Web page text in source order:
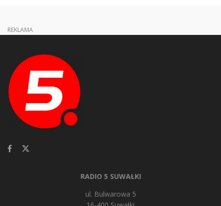
REKLAMA
RADIO 5 SUWAŁKI
ul. Bulwarowa 5